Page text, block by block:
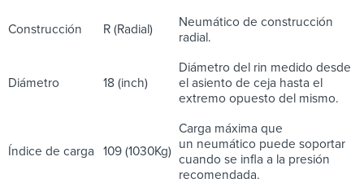
Construcción R (Radial)
Neumático de construcción
radial.
Diámetro 18 (inch)
Diámetro del rin medido desde
el asiento de ceja hasta el
extremo opuesto del mismo.
Índice de carga 109 (1030Kg)
Carga máxima que
un neumático puede soportar
cuando se infla a la presión
recomendada.